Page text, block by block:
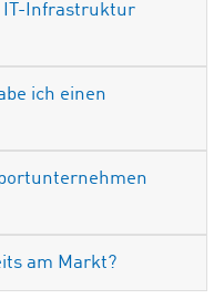
IT-Infrastruktur
ich einen
am Markt?